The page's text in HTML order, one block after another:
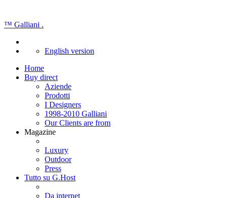
™ Galliani .
English version
Home
Buy direct
Aziende
Prodotti
I Designers
1998-2010 Galliani
Our Clients are from
Magazine
Luxury
Outdoor
Press
Tutto su G.Host
Da internet